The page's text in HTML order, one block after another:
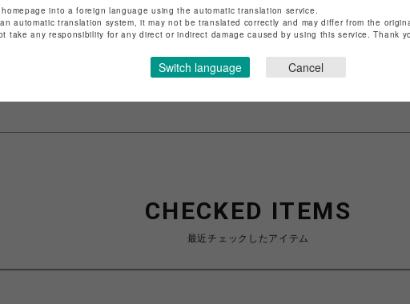
店舗名
渋谷PARCO
特定商取引法など法令に基づく表記はこちら
ショップお問い合わせはこちら
CHECKED ITEMS
最近チェックしたアイテム
into a foreign language using the automatic translation service.
automatic translation system, it may not be translated correctly and may differ from the
take any responsibility for any direct or indirect damage caused by using this service. Thank
Switch language Cancel